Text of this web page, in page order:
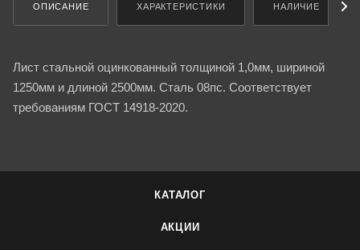
ОПИСАНИЕ ХАРАКТЕРИСТИКИ НАЛИЧИЕ
Лист стальной оцинкованный толщиной 1,0мм, шириной
1250мм и длиной 2500мм. Сталь 08пс. Соответствует
требованиям ГОСТ 14918-2020.
КАТАЛОГ
АКЦИИ